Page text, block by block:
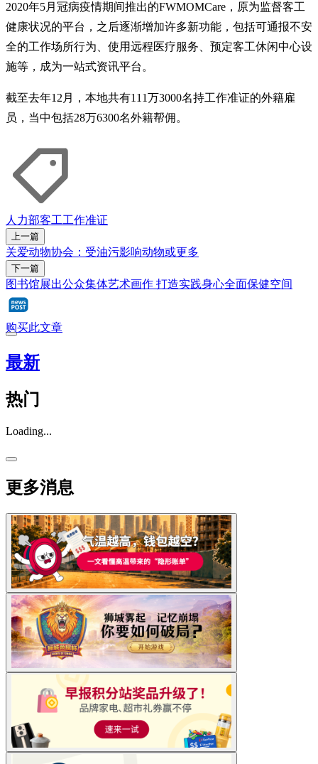
2020年5月冠病疫情期间推出的FWMOMCare，原为监督客工
健康状况的平台，之后逐渐增加许多新功能，包括可通报不安
全的工作场所行为、使用远程医疗服务、预定客工休闲中心设
施等，成为一站式资讯平台。
截至去年12月，本地共有111万3000名持工作准证的外籍雇
员，当中包括28万6300名外籍帮佣。
人力部客工工作准证
上一篇
关爱动物协会：受油污影响动物或更多
下一篇
图书馆展出公众集体艺术画作 打造实践身心全面保健空间
购买此文章
最新
热门
Loading...
更多消息